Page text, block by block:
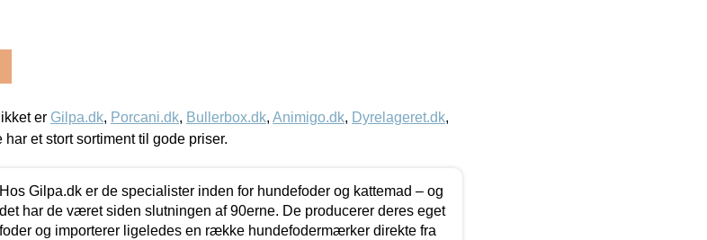
er Gilpa.dk, Porcani.dk, Bullerbox.dk, Animigo.dk, Dyrelageret.dk,
har et stort sortiment til gode priser.
Hos Gilpa.dk er de specialister inden for hundefoder og kattemad – og
det har de været siden slutningen af 90erne. De producerer deres eget
foder og importerer ligeledes en række hundefodermærker direkte fra